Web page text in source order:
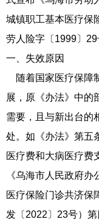
城镇职工基本医疗保
劳人险字〔1999〕29
一、失效原因
随着国家医疗保障
展，原《办法》中的
需要，且与新出台的
处。如《办法》第五
医疗费和大病医疗费
《乌海市人民政府
医疗保险门诊共济保
发〔2022〕23号）